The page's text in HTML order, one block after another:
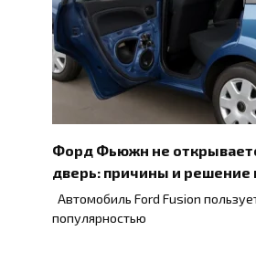
Форд Фьюжн не
дверь: причины и
Автомобиль Ford Fusion
популярностью